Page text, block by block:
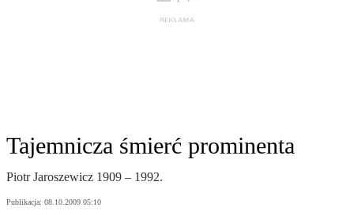
Tajemnicza śmierć prominenta
Piotr Jaroszewicz 1909 – 1992.
Publikacja: 08.10.2009 05:10